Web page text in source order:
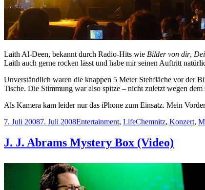
Laith Al-Deen, bekannt durch Radio-Hits wie Bilder von dir,
Laith auch gerne rocken lässt und habe mir seinen Auftritt
Unverständlich waren die knappen 5 Meter Stehfläche vor der
Tische. Die Stimmung war also spitze – nicht zuletzt wegen
Als Kamera kam leider nur das iPhone zum Einsatz. Mein
Veröffentlicht
7. Juli 20087. Juli 2008Kategorien
Entertainment, LifeSchlagwörter
Chemnitz, Konzert,
J. J. Abrams Mystery Box (Video)